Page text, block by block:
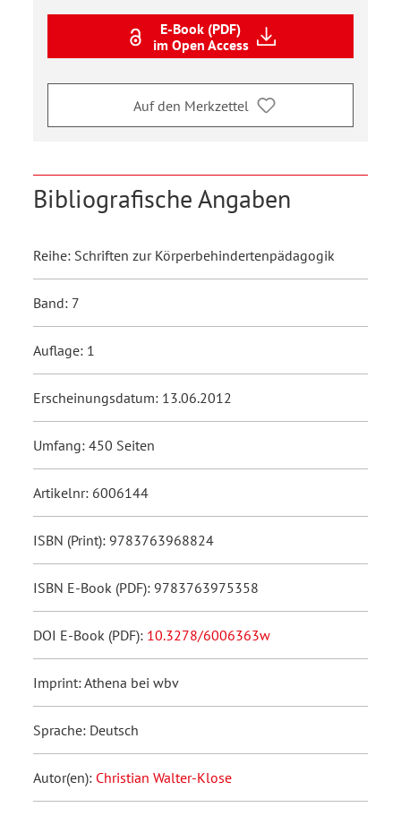
E-Book (PDF)
im Open Access
Auf den Merkzettel
Bibliografische Angaben
Reihe: Schriften zur Körperbehindertenpädagogik
Band: 7
Auflage: 1
Erscheinungsdatum: 13.06.2012
Umfang: 450 Seiten
Artikelnr: 6006144
ISBN (Print): 9783763968824
ISBN E-Book (PDF): 9783763975358
DOI E-Book (PDF): 10.3278/6006363w
Imprint: Athena bei wbv
Sprache: Deutsch
Autor(en): Christian Walter-Klose